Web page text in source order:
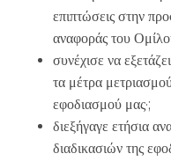
επιπτώσεις στην
αναφοράς του
συνέχισε να
τα μέτρα
εφοδιασμού μας·;
διεξήγαγε ετήσια
διαδικασιών της